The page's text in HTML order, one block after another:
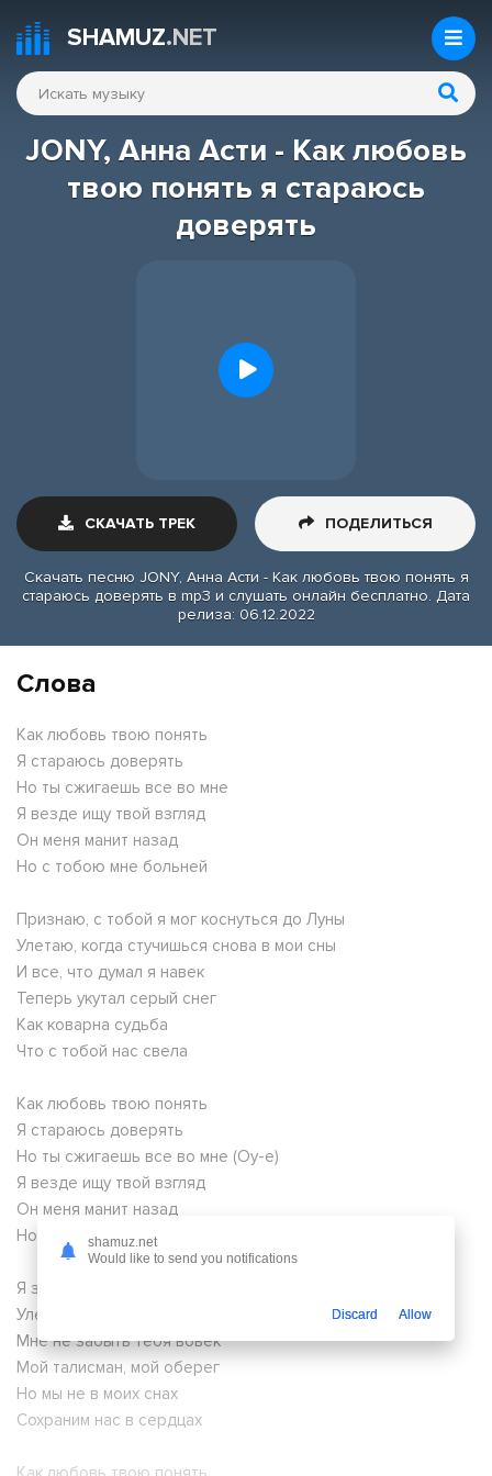
SHAMUZ.NET
JONY, Анна Асти - Как любовь
твою понять я стараюсь
доверять
СКАЧАТЬ ТРЕК ПОДЕЛИТЬСЯ
Скачать песню JONY, Анна Асти - Как любовь твою понять я
стараюсь доверять в mp3 и слушать онлайн бесплатно. Дата
релиза: 06.12.2022
Слова
Как любовь твою понять
Я стараюсь доверять
Но ты сжигаешь все во мне
Я везде ищу твой взгляд
Он меня манит назад
Но с тобою мне больней
Признаю, с тобой я мог коснуться до Луны
Улетаю, когда стучишься снова в мои сны
И все, что думал я навек
Теперь укутал серый снег
Как коварна судьба
Что с тобой нас свела
Как любовь твою понять
Я стараюсь доверять
Но ты сжигаешь все во мне (Оу-е)
Я везде ищу твой взгляд
Он меня манит назад
Но с тобою мне больней
Я знаю, что ты дал коснуться струн твоей души
Улетаю, слыша голос твой, когда разделены
Мне не забыть тебя вовек
Мой талисман, мой оберег
Но мы не в моих снах
Сохраним нас в сердцах
shamuz.net
Would like to send you notifications
Discard Allow